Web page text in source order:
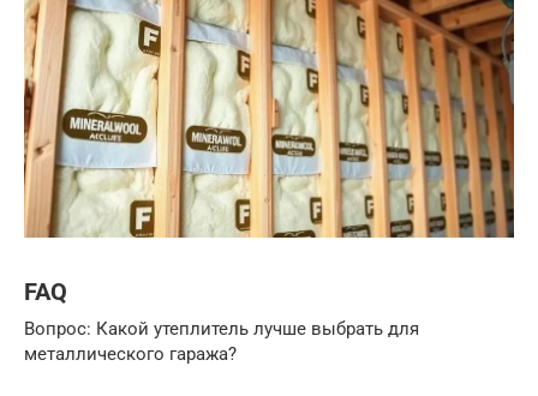
FAQ
Вопрос: Какой утеплитель лучше выбрать для
металлического гаража?